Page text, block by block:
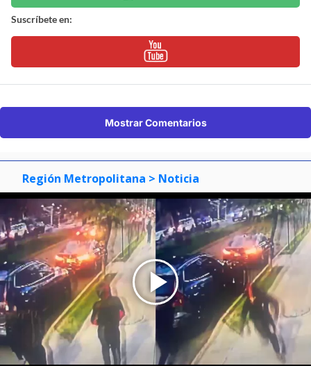
Suscríbete en:
Mostrar Comentarios
Región Metropolitana > Noticia